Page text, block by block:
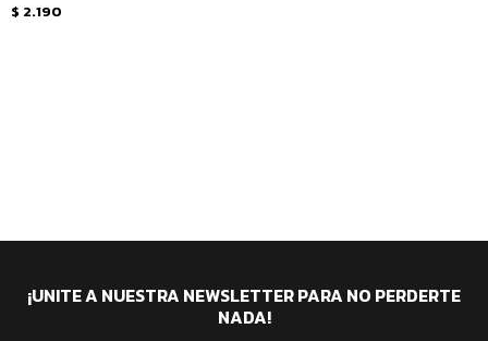
$ 2.190
¡UNITE A NUESTRA NEWSLETTER PARA NO PERDERTE
NADA!